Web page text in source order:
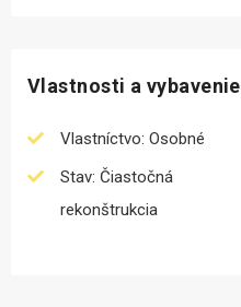
Vlastnosti a vybavenie
Vlastníctvo: Osobné
Stav: Čiastočná
rekonštrukcia